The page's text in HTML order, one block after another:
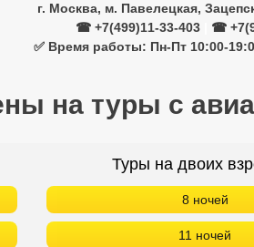
г. Москва, м. Павелецкая,
☎ +7(499)11-33-403
☎
✅ Время работы: Пн-Пт 10:00-
на туры с
Туры на двоих
8 ночей
11 ночей